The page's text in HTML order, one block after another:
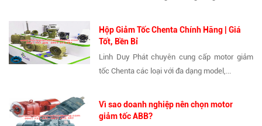
Hộp Giảm Tốc Chenta Chính Hãng | Giá
Tốt, Bền Bỉ
Linh Duy Phát chuyên cung cấp motor giảm
tốc Chenta các loại với đa dạng model,...
Vì sao doanh nghiệp nên chọn motor
giảm tốc ABB?